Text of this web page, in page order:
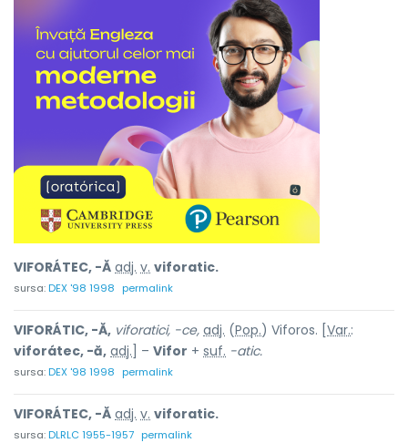
VIFORÁTEC, -Ă adj. v. viforatic.
sursa:DEX '98 1998 permalink
VIFORÁTIC, -Ă, viforatici, -ce, adj. (Pop.) Viforos. [ Var.:
viforátec, -ă, adj. ] – Vifor + suf. -atic.
sursa:DEX '98 1998 permalink
VIFORÁTEC, -Ă adj. v. viforatic.
sursa:DLRLC 1955-1957 permalink